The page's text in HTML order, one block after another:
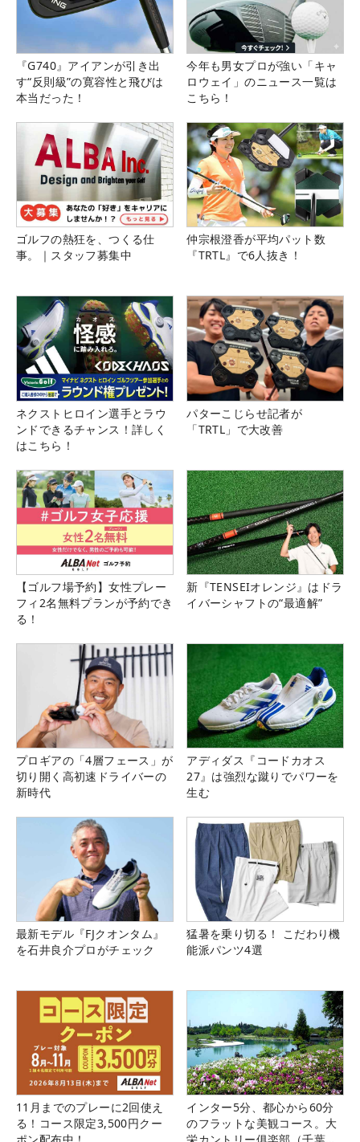
『G740』アイアンが引き出
す“反則級”の寛容性と飛びは
本当だった！
今年も男女プロが強い「キャ
ロウェイ」のニュース一覧は
こちら！
ゴルフの熱狂を、つくる仕
事。｜スタッフ募集中
仲宗根澄香が平均パット数
『TRTL』で6人抜き！
ネクストヒロイン選手とラウ
ンドできるチャンス！詳しく
はこちら！
パターこじらせ記者が
「TRTL」で大改善
【ゴルフ場予約】女性プレー
フィ2名無料プランが予約でき
る！
新『TENSEIオレンジ』はドラ
イバーシャフトの“最適解”
プロギアの「4層フェース」が
切り開く高初速ドライバーの
新時代
アディダス『コードカオス
27』は強烈な蹴りでパワーを
生む
最新モデル『FJクオンタム』
を石井良介プロがチェック
猛暑を乗り切る！ こだわり機
能派パンツ4選
11月までのプレーに2回使え
る！コース限定3,500円クー
インター5分、都心から60分
のフラットな美観コース。大